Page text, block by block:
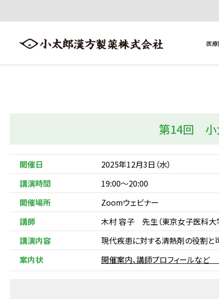
医
添加物一覧
第14回 小
開催日
2025年12月3日（水）
講演時間
19:00～20:00
開催場所
Zoomウェビナー
講師
木村 容子 先生（東京女子医科
講演内容
現代疾患に対する清熱剤の役割と
案内状
開催案内、講師プロフィールなど